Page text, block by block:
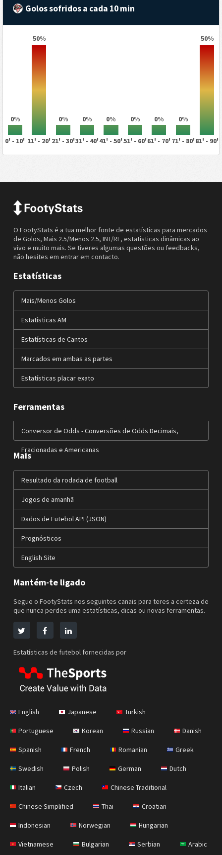
Golos sofridos a cada 10 min
0%
50%
0% 0% 0% 0% 0% 0%
50%
0' - 10' 11' - 20' 21' - 30'31' - 40'41' - 50'51' - 60'61' - 70' 71' - 80'81' - 90'
O FootyStats é a tua melhor fonte de estatísticas para mercados
de Golos, Mais 2.5/Menos 2.5, INT/RF, estatísticas dinâmicas ao
vivo e muito mais. Se tiveres algumas questões ou feedbacks,
não hesites em entrar em contacto.
Estatísticas
Mais/Menos Golos
Estatísticas AM
Estatísticas de Cantos
Marcados em ambas as partes
Estatísticas placar exato
Ferramentas
Conversor de Odds - Conversões de Odds Decimais,
Fracionadas e Americanas
Mais
Resultado da rodada de football
Jogos de amanhã
Dados de Futebol API (JSON)
Prognósticos
English Site
Mantém-te ligado
Segue o FootyStats nos seguintes canais para teres a certeza de
que nunca perdes uma estatísticas, dicas ou novas ferramentas.
Estatísticas de futebol fornecidas por
English Japanese Turkish
Portuguese Korean Russian Danish
Spanish French Romanian Greek
Swedish Polish German Dutch
Italian Czech Chinese Traditional
Chinese Simplified Thai Croatian
Indonesian Norwegian Hungarian
Vietnamese Bulgarian Serbian Arabic